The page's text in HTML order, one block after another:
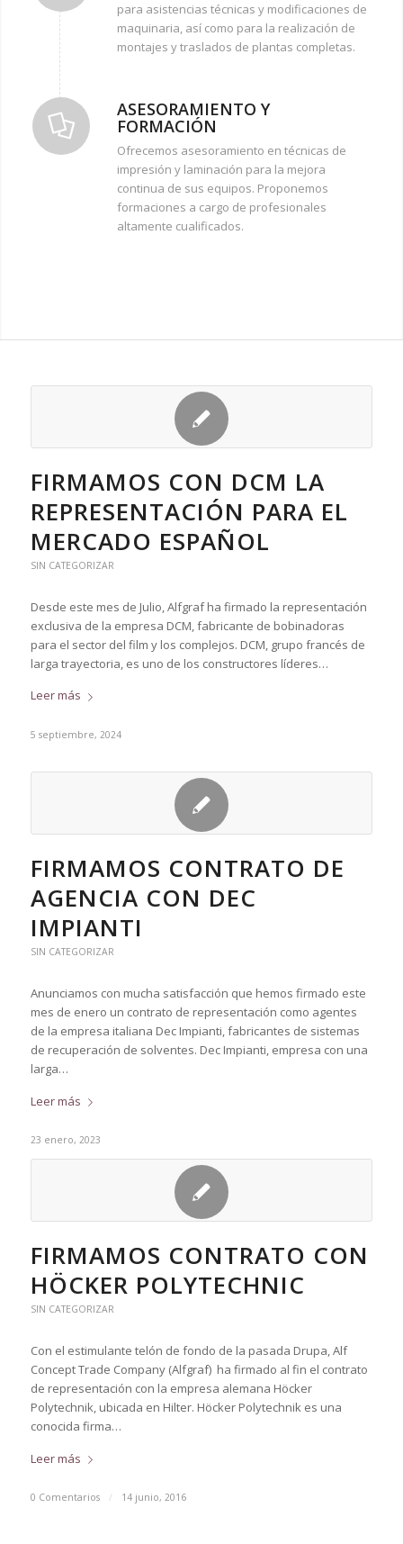
para asistencias técnicas y modificaciones de
maquinaria, así como para la realización de
montajes y traslados de plantas completas.
ASESORAMIENTO Y
FORMACIÓN
Ofrecemos asesoramiento en técnicas de
impresión y laminación para la mejora
continua de sus equipos. Proponemos
formaciones a cargo de profesionales
altamente cualificados.
FIRMAMOS CON DCM LA
REPRESENTACIÓN PARA EL
MERCADO ESPAÑOL
SIN CATEGORIZAR
Desde este mes de Julio, Alfgraf ha firmado la representación
exclusiva de la empresa DCM, fabricante de bobinadoras
para el sector del film y los complejos. DCM, grupo francés de
larga trayectoria, es uno de los constructores líderes…
Leer más
5 septiembre, 2024
FIRMAMOS CONTRATO DE
AGENCIA CON DEC
IMPIANTI
SIN CATEGORIZAR
Anunciamos con mucha satisfacción que hemos firmado este
mes de enero un contrato de representación como agentes
de la empresa italiana Dec Impianti, fabricantes de sistemas
de recuperación de solventes. Dec Impianti, empresa con una
larga…
Leer más
23 enero, 2023
FIRMAMOS CONTRATO CON
HÖCKER POLYTECHNIC
SIN CATEGORIZAR
Con el estimulante telón de fondo de la pasada Drupa, Alf
Concept Trade Company (Alfgraf) ha firmado al fin el contrato
de representación con la empresa alemana Höcker
Polytechnik, ubicada en Hilter. Höcker Polytechnik es una
conocida firma…
Leer más
0 Comentarios / 14 junio, 2016